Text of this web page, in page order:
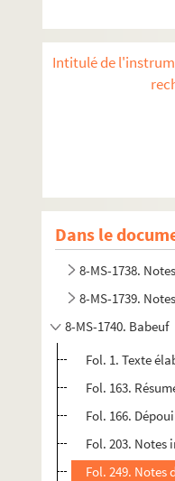
Intitulé de
Dans le
4-MS-1728.
4-MS-1729. Le
Séparation de
Études littéraires
Mirabeau
8-MS-1738.
8-MS-1739.
8-MS-1740. Babeuf
Fol. 1. Texte
Fol. 163.
Fol. 166.
Fol. 203. Notes
Fol. 249. Notes